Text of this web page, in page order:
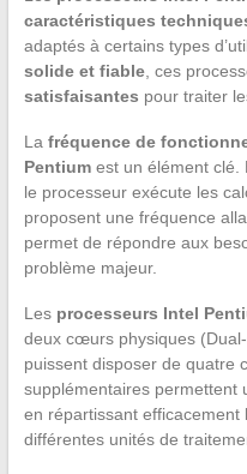
caractéristiques
adaptés à certains types
solide et fiable, ces
satisfaisantes pour traiter
La fréquence de
Pentiumest un élément clé.
le processeur exécute les
proposent une fréquence
permet de répondre aux
problème majeur.
Les processeurs Intel
deux cœurs physiques
puissent disposer de
supplémentaires permettent
en répartissant
différentes unités de